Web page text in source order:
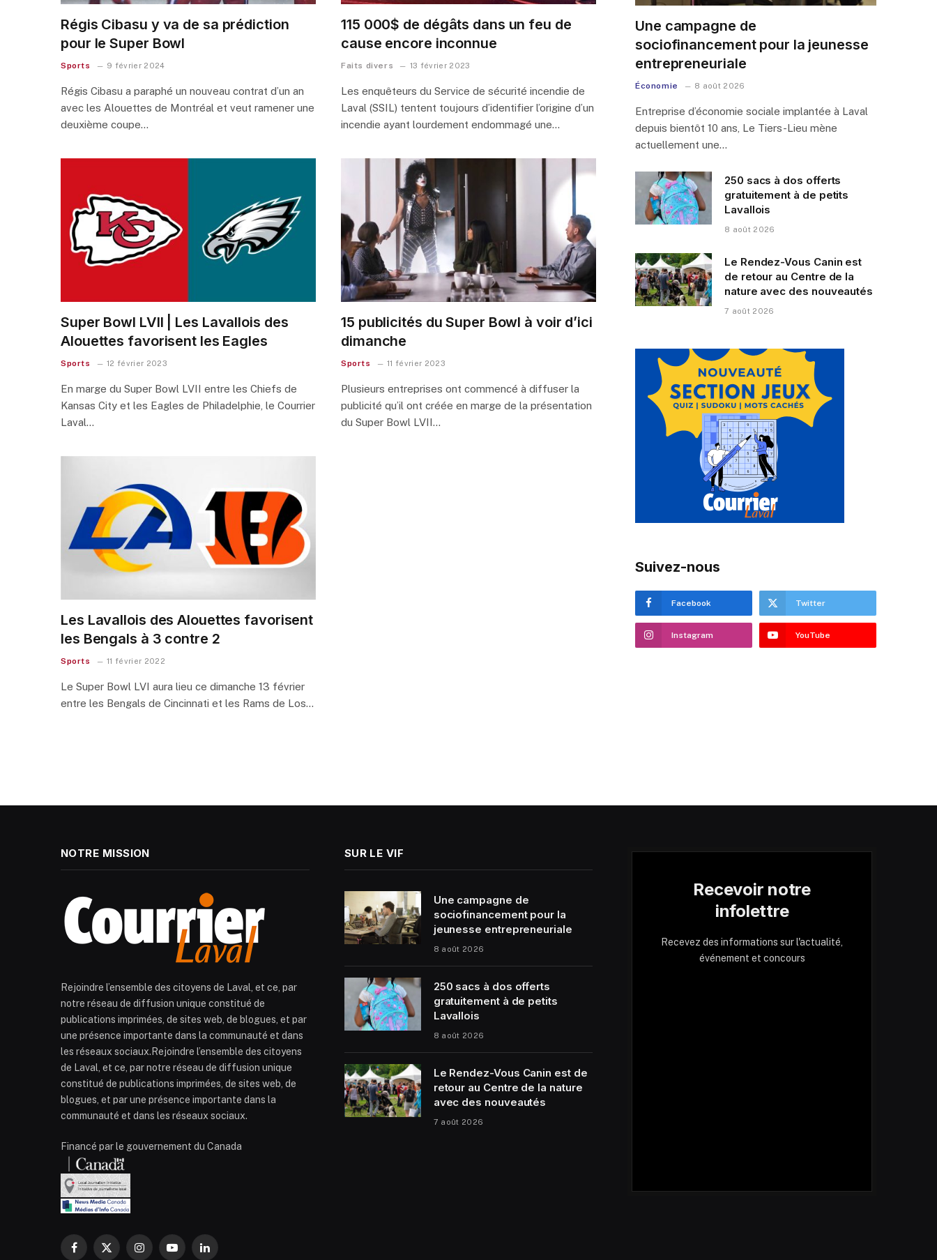
Régis Cibasu y va de sa prédiction
pour le Super Bowl
Sports 9 février 2024
Régis Cibasu a paraphé un nouveau contrat d’un an
avec les Alouettes de Montréal et veut ramener une
deuxième coupe…
115 000$ de dégâts dans un feu de
cause encore inconnue
Faits divers 13 février 2023
Les enquêteurs du Service de sécurité incendie de
Laval (SSIL) tentent toujours d’identifier l’origine d’un
incendie ayant lourdement endommagé une…
Super Bowl LVII | Les Lavallois des
Alouettes favorisent les Eagles
Sports 12 février 2023
En marge du Super Bowl LVII entre les Chiefs de
Kansas City et les Eagles de Philadelphie, le Courrier
Laval…
15 publicités du Super Bowl à voir d’ici
dimanche
Sports 11 février 2023
Plusieurs entreprises ont commencé à diffuser la
publicité qu’il ont créée en marge de la présentation
du Super Bowl LVII…
Les Lavallois des Alouettes favorisent
les Bengals à 3 contre 2
Sports 11 février 2022
Le Super Bowl LVI aura lieu ce dimanche 13 février
entre les Bengals de Cincinnati et les Rams de Los…
Une campagne de
sociofinancement pour la jeunesse
entrepreneuriale
Économie 8 août 2026
Entreprise d’économie sociale implantée à Laval
depuis bientôt 10 ans, Le Tiers-Lieu mène
actuellement une…
250 sacs à dos offerts
gratuitement à de petits
Lavallois
8 août 2026
Le Rendez-Vous Canin est
de retour au Centre de la
nature avec des nouveautés
7 août 2026
Suivez-nous
Facebook Twitter
Instagram YouTube
NOTRE MISSION
Rejoindre l’ensemble des citoyens de Laval, et ce, par
notre réseau de diffusion unique constitué de
publications imprimées, de sites web, de blogues, et par
une présence importante dans la communauté et dans
les réseaux sociaux.Rejoindre l’ensemble des citoyens
de Laval, et ce, par notre réseau de diffusion unique
constitué de publications imprimées, de sites web, de
blogues, et par une présence importante dans la
communauté et dans les réseaux sociaux.
Financé par le gouvernement du Canada
Facebook
X InstagramYouTubeLinkedIn
SUR LE VIF
Une campagne de
sociofinancement pour la
jeunesse entrepreneuriale
8 août 2026
250 sacs à dos offerts
gratuitement à de petits
Lavallois
8 août 2026
Le Rendez-Vous Canin est de
retour au Centre de la nature
avec des nouveautés
7 août 2026
Recevoir notre
infolettre
Recevez des informations sur l'actualité,
événement et concours